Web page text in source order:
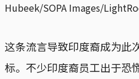
Hubeek/SOPA Images/
这条流言导致印度裔成为此
标。不少印度裔员工出于恐